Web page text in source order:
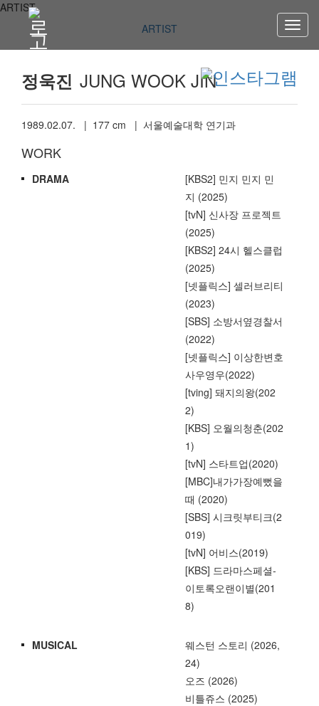
ARTIST
ARTIST
정욱진 JUNG WOOK JIN
1989.02.07. | 177 cm | 서울예술대학 연기과
WORK
DRAMA
[KBS2] 민지 민지 민
지 (2025)
[tvN] 신사장 프로젝트
(2025)
[KBS2] 24시 헬스클럽
(2025)
[넷플릭스] 셀러브리티
(2023)
[SBS] 소방서옆경찰서
(2022)
[넷플릭스] 이상한변호
사우영우(2022)
[tving] 돼지의왕(202
2)
[KBS] 오월의청춘(202
1)
[tvN] 스타트업(2020)
[MBC]내가가장예뻤을
때 (2020)
[SBS] 시크릿부티크(2
019)
[tvN] 어비스(2019)
[KBS] 드라마스페셜-
이토록오랜이별(201
8)
MUSICAL
웨스턴 스토리 (2026,
24)
오즈 (2026)
비틀쥬스 (2025)